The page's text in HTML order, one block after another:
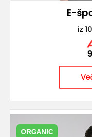
E-
iz
ORGANIC